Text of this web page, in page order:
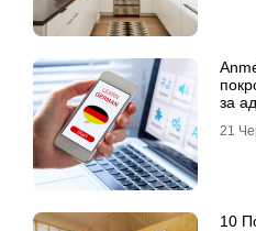
за
21
10